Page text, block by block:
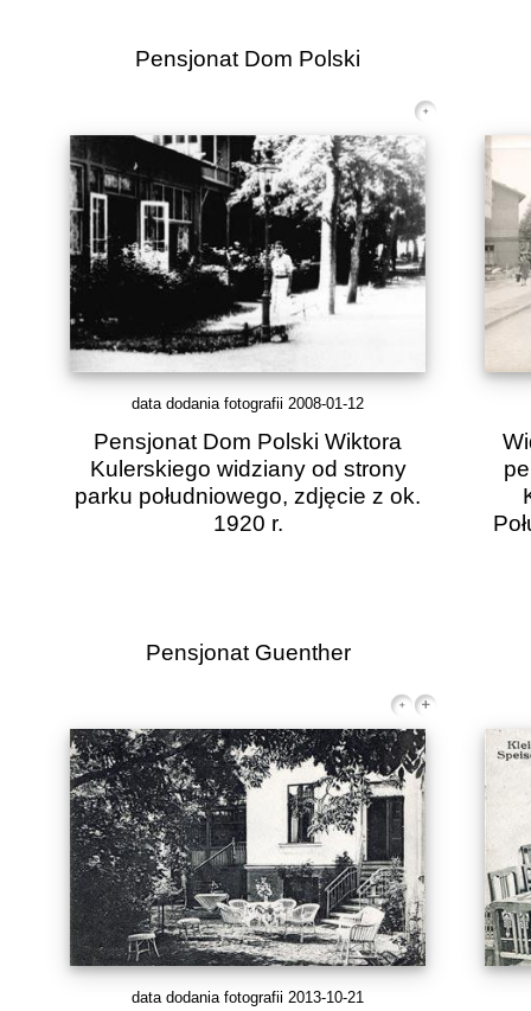
Pensjonat Dom Polski
data dodania fotografii 2008-01-12
Pensjonat Dom Polski Wiktora
Kulerskiego widziany od strony
parku południowego, zdjęcie z ok.
1920 r.
Pensjonat Guenther
data dodania fotografii 2013-10-21